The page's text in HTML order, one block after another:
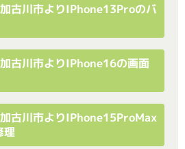
古川市よりiPhone13Proのバ
古川市よりiPhone16の画面
古川市よりiPhone15ProMax
理